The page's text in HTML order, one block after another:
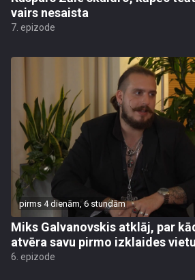
vairs nesaista
7. epizode
pirms 4 dienām, 6 stundām
Miks Galvanovskis atklāj, par
atvēra savu pirmo izklaides vietu
6. epizode